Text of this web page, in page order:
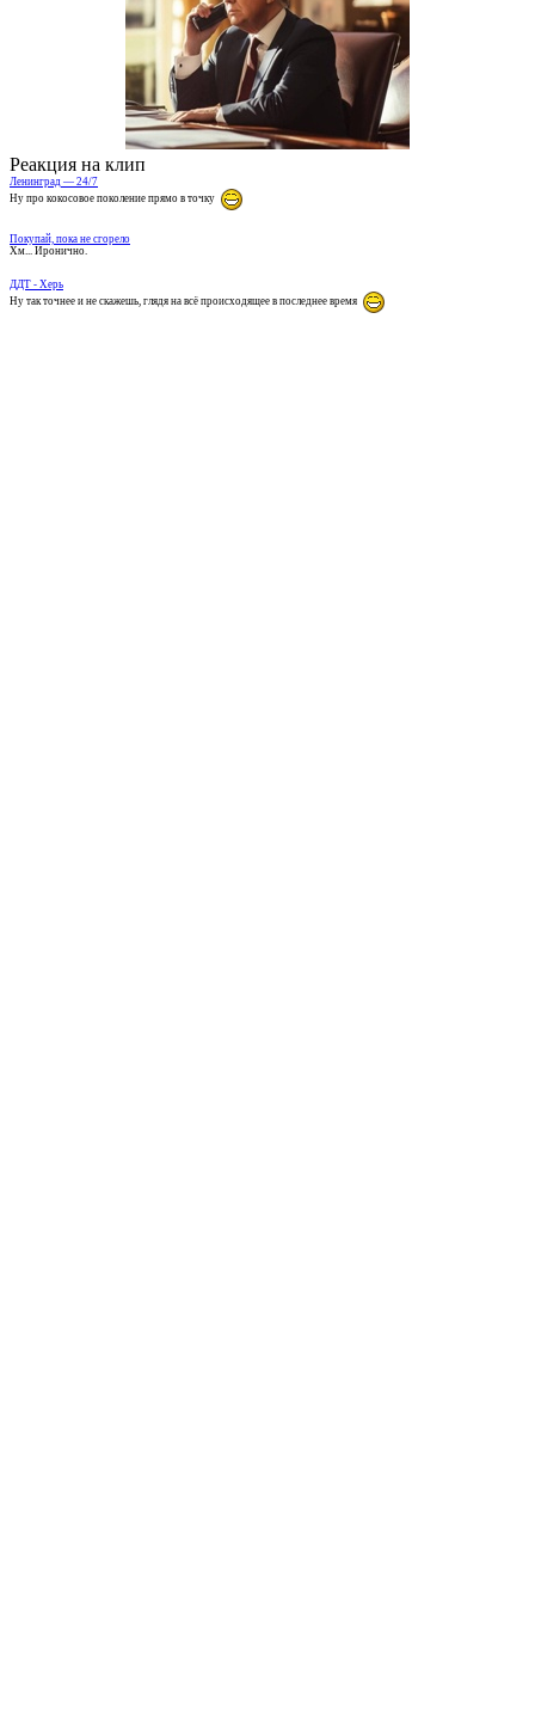
Реакция на клип
Ленинград — 24/7
Ну про кокосовое поколение прямо в точку
Покупай, пока не сгорело
Хм... Иронично.
ДДТ - Херь
Ну так точнее и не скажешь, глядя на всё происходящее в последнее время